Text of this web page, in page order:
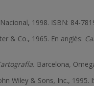
1998. ISBN: 84-
& Co., 1965. En anglès:
Barcelona,
Wiley & Sons, Inc., 1995.